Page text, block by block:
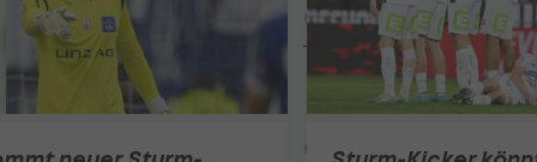
Fußball - ADMIRAL 2. Liga
Highlights: Doppelpacker
Thalissinho schießt Bregenz
gegen Kapfenberg zu Sieg
Fußball - ADMIRAL 2. Liga